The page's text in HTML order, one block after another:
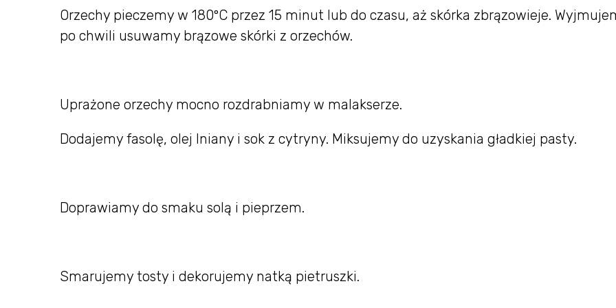
Orzechy pieczemy w 180ºC przez 15 minut lub do czasu, aż skórka zbrązowieje.
po chwili usuwamy brązowe skórki z orzechów.
Uprażone orzechy mocno rozdrabniamy w malakserze.
Dodajemy fasolę, olej lniany i sok z cytryny. Miksujemy do uzyskania gładkiej pasty.
Doprawiamy do smaku solą i pieprzem.
Smarujemy tosty i dekorujemy natką pietruszki.